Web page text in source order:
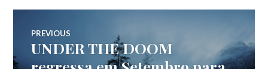
Navegação
de
PREVIOUS
Previous
UNDER THE DOOM